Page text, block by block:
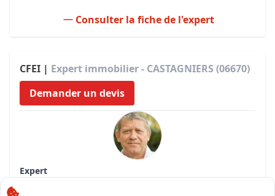
Consulter la fiche de l'expert
CFEI | Expert immobilier - CASTAGNIERS (06670)
Demander un devis
Expert